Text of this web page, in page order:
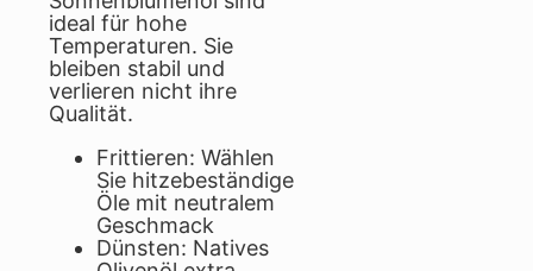
ideal für hohe
Temperaturen. Sie
bleiben stabil und
verlieren nicht ihre
Qualität.
Frittieren: Wählen
Sie hitzebeständige
Öle mit neutralem
Geschmack
Dünsten: Natives